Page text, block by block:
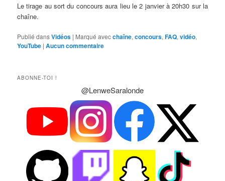
Le tirage au sort du concours aura lieu le 2 janvier à 20h30 sur la
chaîne.
Publié dansVidéos | Marqué avecchaîne,concours,FAQ,vidéo,
YouTube |Aucun commentaire
ABONNE-TOI !
@LenweSaralonde